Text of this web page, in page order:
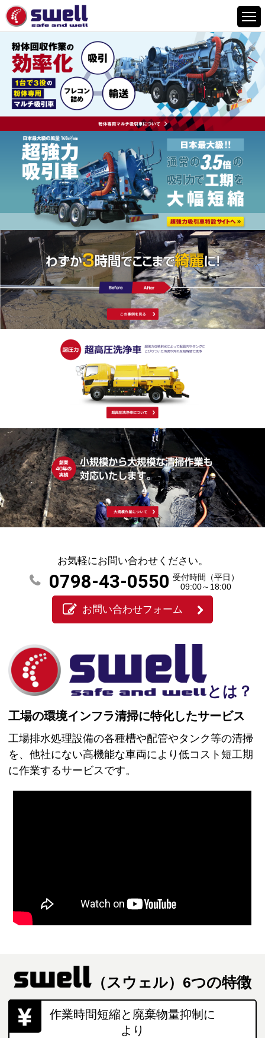
HOME
6つの特徴
サービスメニュー
設備案内
事例紹介
よくあるご質問
会社情報
採用情報
お問い合わせ
お気軽にお問い合わせください。
0798-43-0550 受付時間（平日）
09:00～18:00
お問い合わせフォーム
とは？
工場の環境インフラ清掃に特化したサービス
工場排水処理設備の各種槽や配管やタンク等の清掃
を、他社にない高機能な車両により低コスト短工期
に作業するサービスです。
（スウェル）6つの特徴
作業時間短縮と廃棄物量抑制に
より